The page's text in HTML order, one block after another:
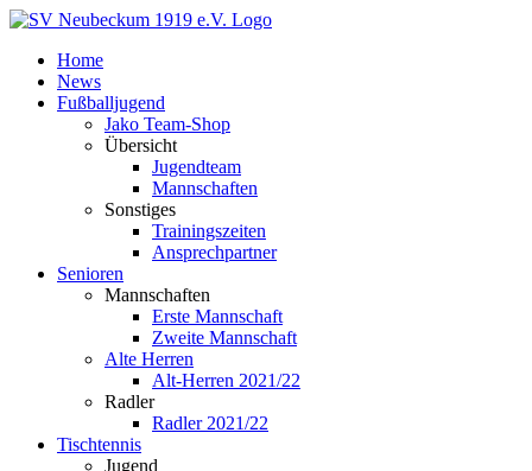
Zum
springenHome
News
Fußballjugend
Jako Team-Shop
Übersicht
Jugendteam
Mannschaften
Sonstiges
Trainingszeiten
Ansprechpartner
Senioren
Mannschaften
Erste Mannschaft
Zweite Mannschaft
Alte Herren
Alt-Herren 2021/22
Radler
Radler 2021/22
Tischtennis
Jugend